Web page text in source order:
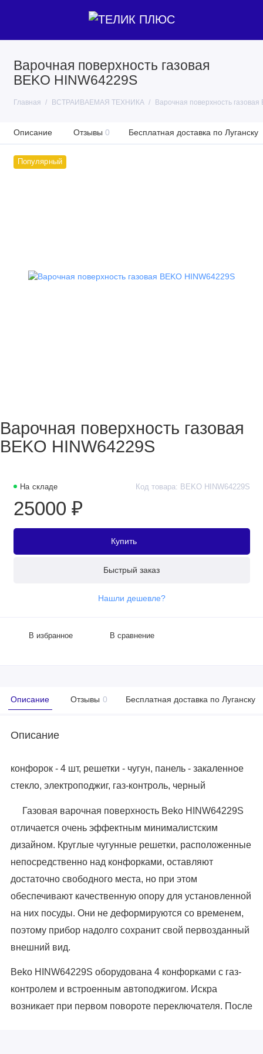
Варочная поверхность газовая
BEKO HINW64229S
Главная ВСТРАИВАЕМАЯ ТЕХНИКА Варочная поверхность
Описание Отзывы 0 Бесплатная доставка по Луганску
Популярный
Варочная поверхность газовая
BEKO HINW64229S
На складе Код товара: BEKO HINW64229S
25000 ₽
Купить
Быстрый заказ
Нашли дешевле?
В избранное В сравнение
Описание Отзывы 0 Бесплатная доставка по Луганску
Описание
конфорок - 4 шт, решетки - чугун, панель - закаленное
стекло, электроподжиг, газ-контроль, черный
Газовая варочная поверхность Beko HINW64229S
отличается очень эффектным минималистским
дизайном. Круглые чугунные решетки, расположенные
непосредственно над конфорками, оставляют
достаточно свободного места, но при этом
обеспечивают качественную опору для установленной
на них посуды. Они не деформируются со временем,
поэтому прибор надолго сохранит свой первозданный
внешний вид.
Beko HINW64229S оборудована 4 конфорками с газ-
контролем и встроенным автоподжигом. Искра
возникает при первом повороте переключателя. После